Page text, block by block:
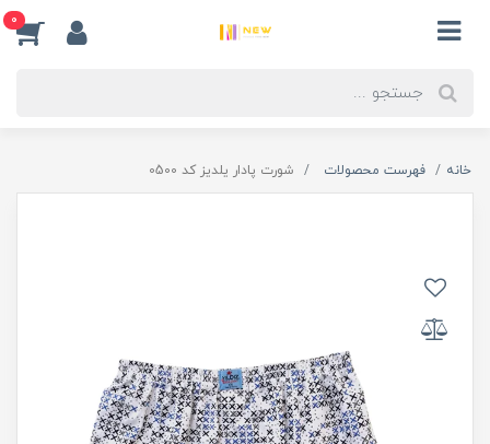
0
خانه فهرست محصولات شورت پادار یلدیز کد 0500